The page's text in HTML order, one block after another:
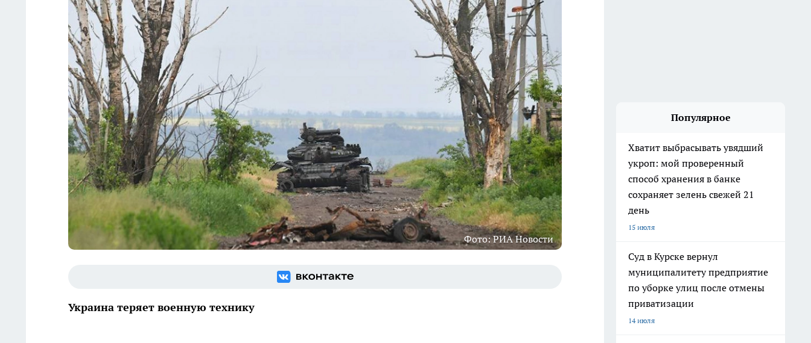
Фото: РИА Новости
Украина теряет военную технику
Популярное
Хватит выбрасывать увядший
укроп: мой проверенный
способ хранения в банке
сохраняет зелень свежей 21
день
15 июля
Суд в Курске вернул
муниципалитету предприятие
по уборке улиц после отмены
приватизации
14 июля